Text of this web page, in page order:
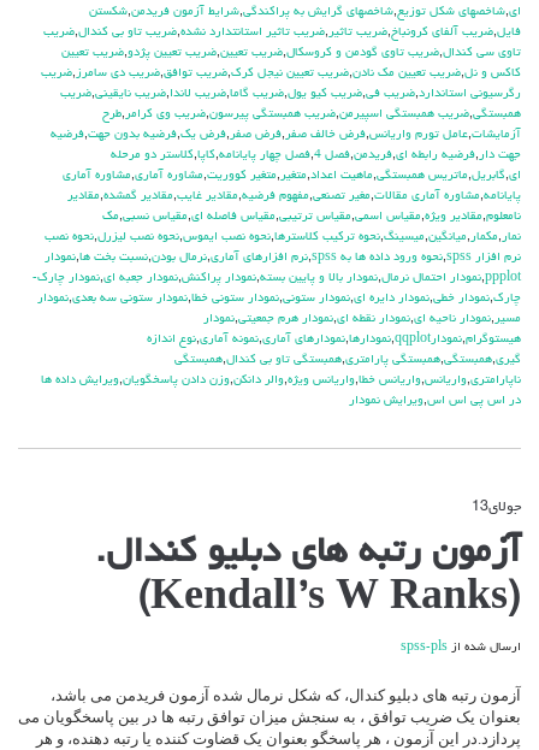
اي,شاخصهاي شكل توزيع,شاخصهاي گرايش به پراكندگي,شرايط آزمون فريدمن,شكستن
فايل,ضريب آلفاي کرونباخ,ضريب تاثير ,ضريب تاثير استانتدارد نشده,ضريب تاو بي كندال,ضريب
تاوي سي كندال,ضريب تاوي گودمن و كروسكال,ضريب تعيين,ضريب تعيين پژدو,ضريب تعيين
كاكس و نل,ضريب تعيين مك نادن,ضريب تعيين نيجل كرك,ضريب توافق,ضريب دي سامرز ,ضريب
رگرسيوني استاندارد,ضريب في,ضريب كيو يول,ضريب گاما,ضريب لاندا,ضريب نايقيني,ضريب
همبستگي,ضريب همبستگي اسپيرمن,ضريب همبستگي پيرسون,ضريب وي كرامر ,طرح
آزمايشات,عامل تورم واريانس,فرض خالف صفر ,فرض صفر ,فرض يك,فرضيه بدون جهت,فرضيه
جهت دار ,فرضيه رابطه اي,فريدمن,فصل 4 ,فصل چهار پايانامه,كاپا,كلاستر دو مرحله
اي,گابريل,ماتريس همبستگي,ماهيت اعداد,متغير ,متغير كووريت,مشاوره آماري,مشاوره آماري
پايانامه,مشاوره آماري مقالات,مغير تصنعي,مفهوم فرضيه,مقادير غايب,مقادير گمشده,مقادير
نامعلوم,مقادير ويژه,مقياس اسمي,مقياس ترتيبي,مقياس فاصله اي,مقياس نسبي,مك
نمار ,مكمار ,ميانگين,ميسينگ,نحوه تركيب كلاسترها,نحوه نصب ايموس,نحوه نصب ليزرل,نحوه نصب
نرم افزار spss
,نحوه ورود داده ها به spss ,نرم افزارهاي آماري,نرمال بودن,نسبت بخت ها,نمودار
ppplot
,نمودار احتمال نرمال,نمودار بالا و پايين بسته,نمودار پراكنش,نمودار جعبه اي,نمودار چارك-
چارك,نمودار خطي,نمودار دايره اي,نمودار ستوني,نمودار ستوني خطا,نمودار ستوني سه بعدي,نمودار
مسير ,نمودار ناحيه اي,نمودار نقطه اي,نمودار هرم جمعيتي,نمودار
هيستوگرام,نمودارqqplot ,نمودارها,نمودارهاي آماري,نمونه آماري,نوع اندازه
گيري,همبستگي,همبستگي پارامتري,همبستگي تاو بي کندال,همبستگي
ناپارامتري,واريانس,واريانس خطا,واريانس ويژه,والر دانكن,وزن دادن پاسخگويان,ويرايش داده ها
در اس پي اس اس,ويرايش نمودار
جولای13
آزمون
رتبه
های
دبلیو
(Kendall’s
Ranks)
آزمون رتبه های دبلیو کندال.
(Kendall’s W Ranks)
ارسال شده از spss-pls
آزمون رتبه های دبلیو کندال، که شکل نرمال شده آزمون فریدمن می باشد،
بعنوان یک ضریب توافق ، به سنجش میزان توافق رتبه ها در بین پاسخگویان می
پردازد.در این آزمون ، هر پاسخگو بعنوان یک قضاوت کننده یا رتبه دهنده، و هر